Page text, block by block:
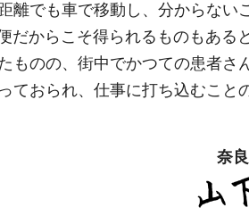
離でも車で移動し、分からない
だからこそ得られるものもある
ものの、街中でかつての患者さ
ておられ、仕事に打ち込むこと
奈